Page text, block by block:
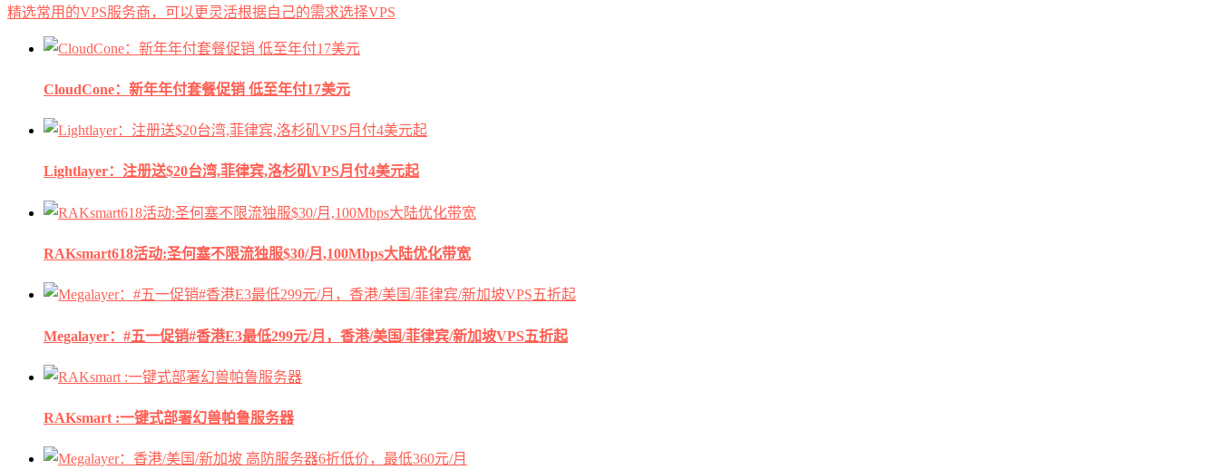
精选常用的VPS服务商，可以更灵活根据自己的需求选择VPS
CloudCone：新年年付套餐促销 低至年付17美元
Lightlayer：注册送$20台湾,菲律宾,洛杉矶VPS月付4美元起
RAKsmart618活动:圣何塞不限流独服$30/月,100Mbps大陆优化带宽
Megalayer：#五一促销#香港E3最低299元/月，香港/美国/菲律宾/新加坡VPS五折起
RAKsmart :一键式部署幻兽帕鲁服务器